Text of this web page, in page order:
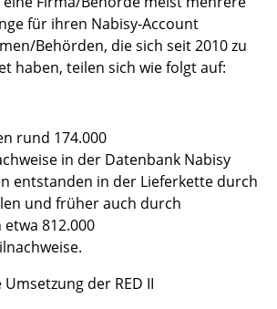
für ihren Nabisy-Account
Behörden, die sich seit 2010 zu
haben, teilen sich wie folgt auf:
rund 174.000
in der Datenbank Nabisy
entstanden in der Lieferkette durch
und früher auch durch
812.000
der RED II